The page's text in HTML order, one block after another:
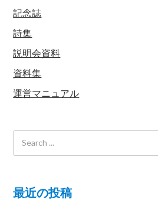
記念誌
詩集
説明会資料
資料集
運営マニュアル
最近の投稿